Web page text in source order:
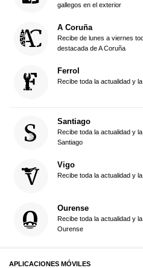
gallegos en el exterior
A Coruña
Recibe de lunes a viernes
destacada de A Coruña
Ferrol
Recibe toda la actualidad y
Santiago
Recibe toda la actualidad y
Santiago
Vigo
Recibe toda la actualidad y
Ourense
Recibe toda la actualidad y
Ourense
APLICACIONES MÓVILES